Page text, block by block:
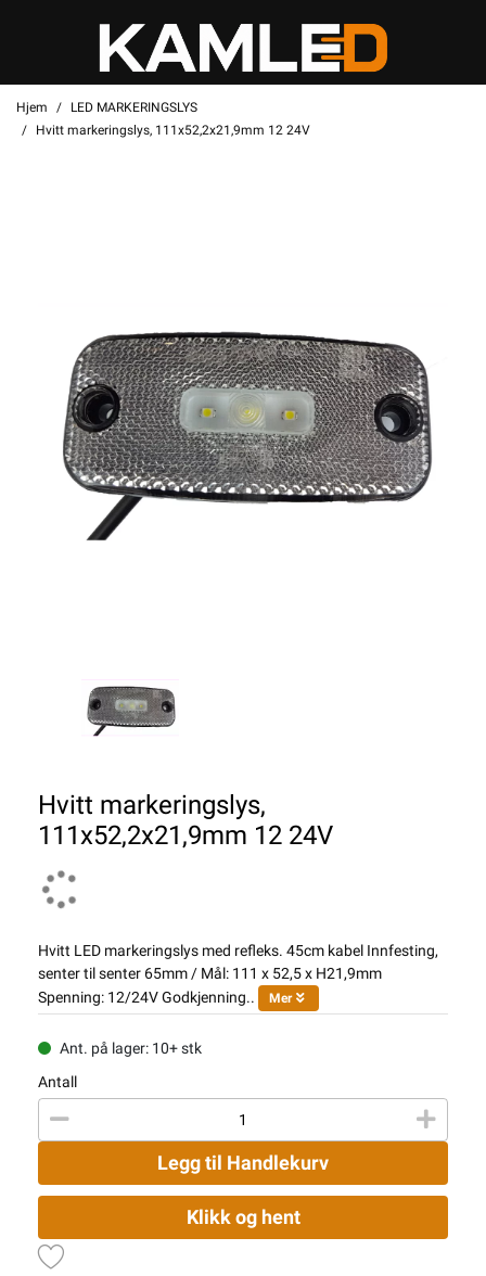
Hjem
LED MARKERINGSLYS
Hvitt markeringslys, 111x52,2x21,9mm 12 24V
Hvitt markeringslys,
111x52,2x21,9mm 12 24V
Hvitt LED markeringslys med refleks. 45cm kabel Innfesting,
senter til senter 65mm / Mål: 111 x 52,5 x H21,9mm
Spenning: 12/24V Godkjenning..
Mer
Ant. på lager: 10+ stk
Antall
Legg til Handlekurv
Klikk og hent